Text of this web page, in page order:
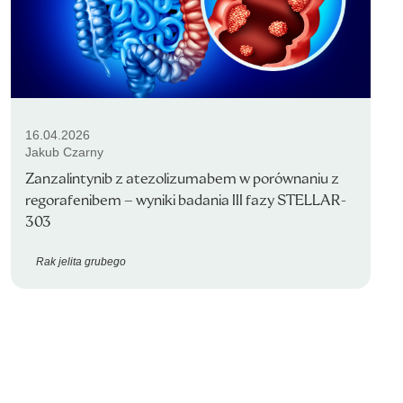
16.04.2026
Jakub Czarny
Zanzalintynib z atezolizumabem w porównaniu z
regorafenibem – wyniki badania III fazy STELLAR-
303
Rak jelita grubego